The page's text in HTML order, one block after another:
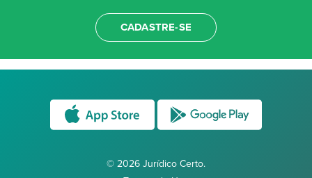
CADASTRE-SE
© 2026 Jurídico Certo.